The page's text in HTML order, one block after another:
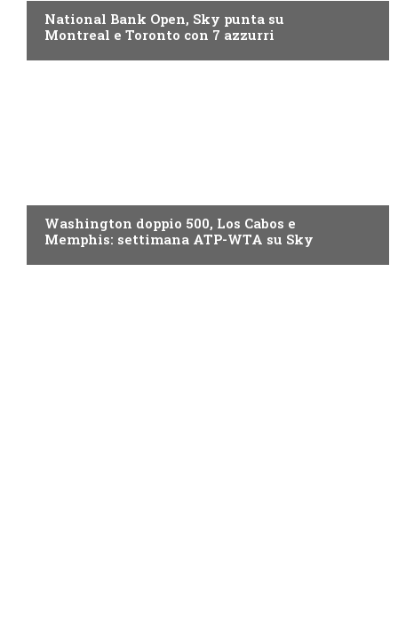
National Bank Open, Sky punta su
Montreal e Toronto con 7 azzurri
Washington doppio 500, Los Cabos e
Memphis: settimana ATP-WTA su Sky